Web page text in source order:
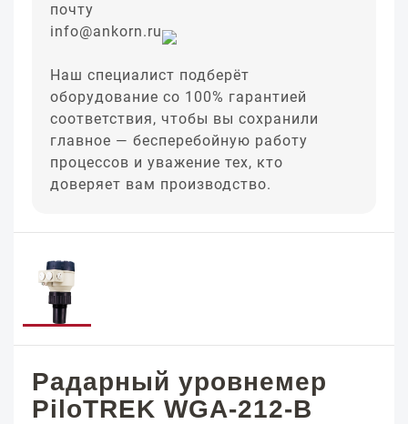
почту
info@ankorn.ru
Наш специалист подберёт
оборудование со 100% гарантией
соответствия, чтобы вы сохранили
главное — бесперебойную работу
процессов и уважение тех, кто
доверяет вам производство.
Радарный уровнемер
PiloTREK WGA-212-B